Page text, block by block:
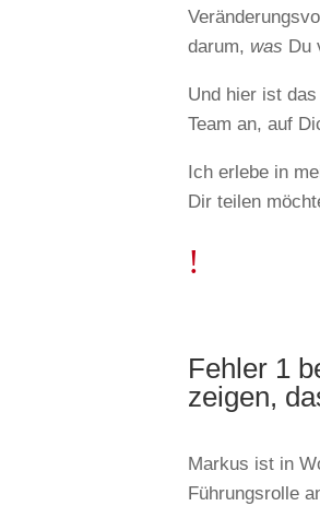
darum, was Du
Und hier ist
Team an, auf
Ich erlebe in
Dir teilen
!
Fehler 1
zeigen,
Markus ist in
Führungsrolle